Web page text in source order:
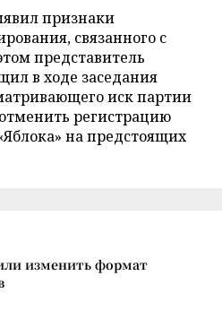
признаки
связанного с
представитель
в ходе заседания
иск партии
регистрацию
на предстоящих
изменить формат